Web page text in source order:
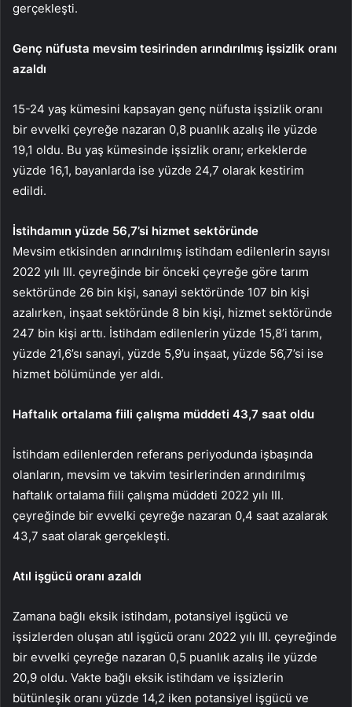
gerçekleşti.
Genç nüfusta mevsim tesirinden arındırılmış işsizlik oranı
azaldı
15-24 yaş kümesini kapsayan genç nüfusta işsizlik oranı
bir evvelki çeyreğe nazaran 0,8 puanlık azalış ile yüzde
19,1 oldu. Bu yaş kümesinde işsizlik oranı; erkeklerde
yüzde 16,1, bayanlarda ise yüzde 24,7 olarak kestirim
edildi.
İstihdamın yüzde 56,7’si hizmet sektöründe
Mevsim etkisinden arındırılmış istihdam edilenlerin sayısı
2022 yılı III. çeyreğinde bir önceki çeyreğe göre tarım
sektöründe 26 bin kişi, sanayi sektöründe 107 bin kişi
azalırken, inşaat sektöründe 8 bin kişi, hizmet sektöründe
247 bin kişi arttı. İstihdam edilenlerin yüzde 15,8’i tarım,
yüzde 21,6’sı sanayi, yüzde 5,9’u inşaat, yüzde 56,7’si ise
hizmet bölümünde yer aldı.
Haftalık ortalama fiili çalışma müddeti 43,7 saat oldu
İstihdam edilenlerden referans periyodunda işbaşında
olanların, mevsim ve takvim tesirlerinden arındırılmış
haftalık ortalama fiili çalışma müddeti 2022 yılı III.
çeyreğinde bir evvelki çeyreğe nazaran 0,4 saat azalarak
43,7 saat olarak gerçekleşti.
Atıl işgücü oranı azaldı
Zamana bağlı eksik istihdam, potansiyel işgücü ve
işsizlerden oluşan atıl işgücü oranı 2022 yılı III. çeyreğinde
bir evvelki çeyreğe nazaran 0,5 puanlık azalış ile yüzde
20,9 oldu. Vakte bağlı eksik istihdam ve işsizlerin
bütünleşik oranı yüzde 14,2 iken potansiyel işgücü ve